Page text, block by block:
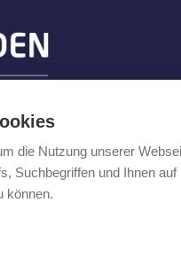
die Nutzung unserer
Suchbegriffen und Ihnen
können.